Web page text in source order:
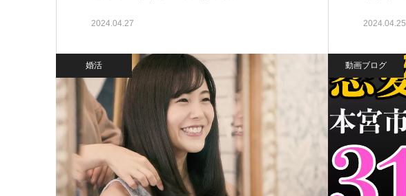
2024.04.27 2024.04.25
婚活 動画ブログ